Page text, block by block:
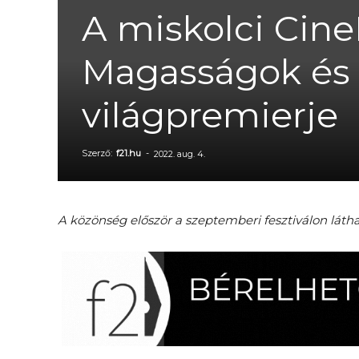
A miskolci
Magasságok
világpremierje
Szerző: f21.hu - 2022. aug. 4.
A közönség először a szeptemberi fesztiválon